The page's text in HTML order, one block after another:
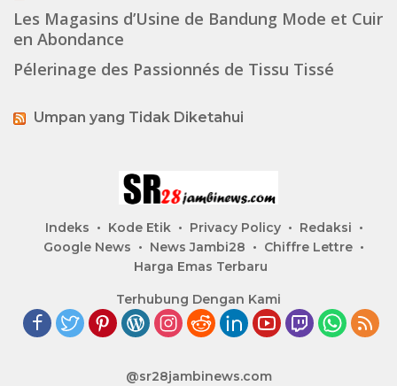
Les Magasins d’Usine de Bandung Mode et Cuir
en Abondance
Pélerinage des Passionnés de Tissu Tissé
Umpan yang Tidak Diketahui
Indeks Kode Etik Privacy Policy
Redaksi
Google News
News Jambi28
Chiffre Lettre
Harga Emas Terbaru
Terhubung Dengan Kami
@sr28jambinews.com